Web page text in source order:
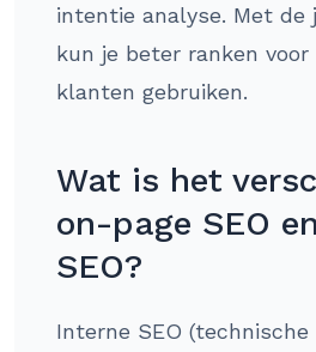
intentie analyse. Met de
kun je beter ranken
klanten gebruiken.
Wat is het
on-page SEO
SEO?
Interne SEO (technische